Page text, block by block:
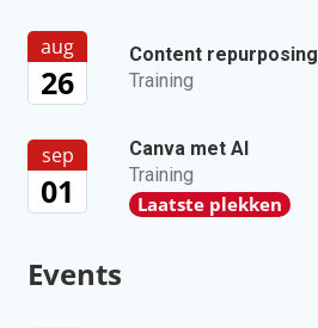
aug
26
Content repurposing
Training
sep
01
Canva met AI
Training
Laatste plekken
Events